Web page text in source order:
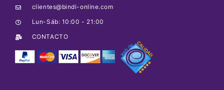
clientes@bindi-online.com
Lun-Sáb: 10:00 - 21:00
CONTACTO